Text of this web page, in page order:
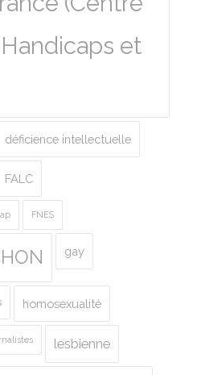
et
déficience intellectuelle
FALC
FNES
gay
homosexualité
lesbienne